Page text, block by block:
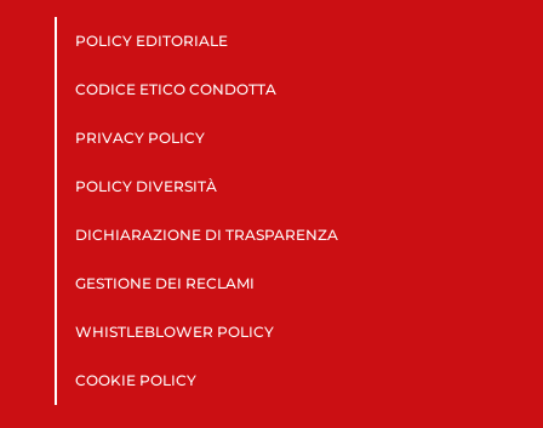
POLICY EDITORIALE
CODICE ETICO CONDOTTA
PRIVACY POLICY
POLICY DIVERSITÀ
DICHIARAZIONE DI TRASPARENZA
GESTIONE DEI RECLAMI
WHISTLEBLOWER POLICY
COOKIE POLICY